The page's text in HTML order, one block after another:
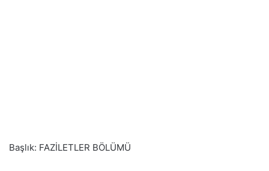
Başlık: FAZİLETLER BÖLÜMÜ